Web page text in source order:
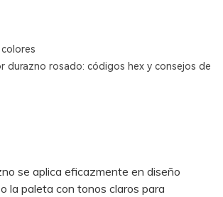
durazno rosado: códigos hex y consejos de
se aplica eficazmente en diseño
la paleta con tonos claros para